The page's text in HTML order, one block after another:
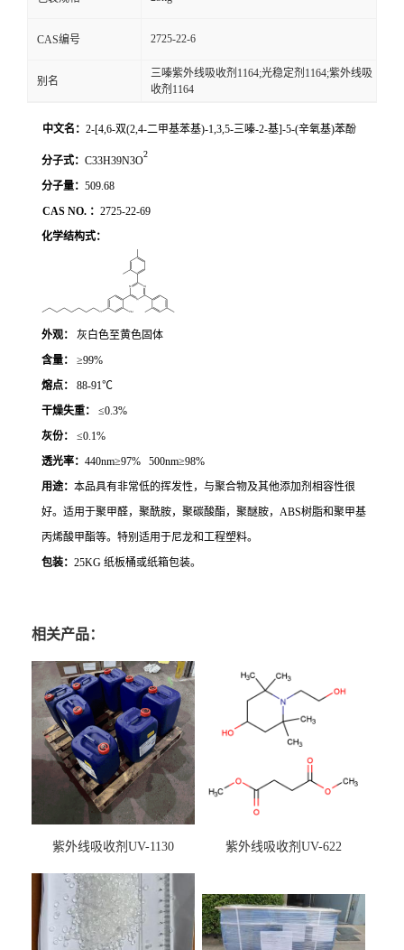
CAS编号 2725-22-6
别名
三嗪紫外线吸收剂1164;光稳定剂1164;紫外线吸
收剂1164
中文名： 2-[4,6-双(2,4-二甲基苯基)-1,3,5-三嗪-2-基]-5-(辛氧基)苯酚
分子式：C33H39N3O
2
分子量：509.68
CAS NO. ： 2725-22-69
化学结构式：
外观：
灰白色至黄色固体
含量：
≥99%
熔点：
88-91℃
干燥失重：
≤0.3%
灰份：
≤0.1%
透光率：440nm≥97% 500nm≥98%
用途：本品具有非常低的挥发性，与聚合物及其他添加剂相容性很
好。适用于聚甲醛，聚酰胺，聚碳酸酯，聚醚胺，ABS树脂和聚甲基
丙烯酸甲酯等。特别适用于尼龙和工程塑料。
包装：25KG 纸板桶或纸箱包装。
相关产品：
紫外线吸收剂UV-1130 紫外线吸收剂UV-622